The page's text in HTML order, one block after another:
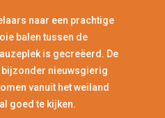
naar een prachtige
balen tussen de
is gecreëerd. De
nieuwsgierig
vanuit het weiland
goed te kijken.